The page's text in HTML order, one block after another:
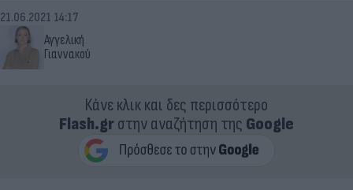
Αγγελική
Γιαννακού
21.06.2021 14:17
Κάνε κλικ και δες περισσότερο
Flash.grστην αναζήτηση της Google